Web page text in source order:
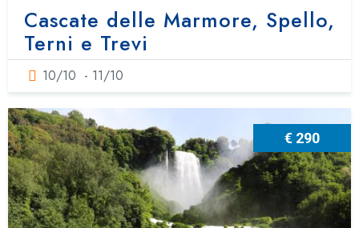
Cascate delle Marmore, Spello,
Terni e Trevi
10/10 - 11/10
€ 290